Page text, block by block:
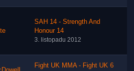
SAH 14 - Strength And
Honour 14
3. listopadu 2012
Fight UK MMA - Fight UK 6